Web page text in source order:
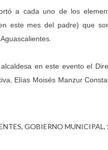
a cada uno de los
este mes del padre) que
en este evento el
Elías Moisés Manzur
GOBIERNO MUNICIPAL